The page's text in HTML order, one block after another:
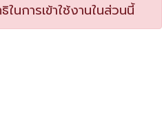
นการเข้าใช้งานในส่วนนี้